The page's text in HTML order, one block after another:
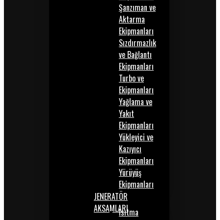
Şanzıman ve
Aktarma
Ekipmanları
Sızdırmazlık
ve Bağlantı
Ekipmanları
Turbo ve
Ekipmanları
Yağlama ve
Yakıt
Ekipmanları
Yükleyici ve
Kazıyıcı
Ekipmanları
Yürüyüş
Ekipmanları
JENERATÖR
AKSAMLARIIsıtma